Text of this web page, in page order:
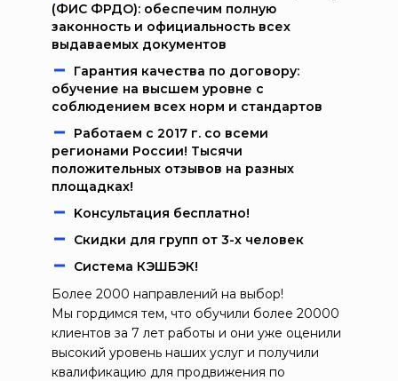
(ФИС ФРДО): обеспечим полную
законность и официальность всех
выдаваемых документов
Гарантия качества по договору:
обучение на высшем уровне с
соблюдением всех норм и стандартов
Работаем c 2017 г. со всеми
регионами России! Тысячи
положительных отзывов на разных
площадках!
Kонcультация бecплaтно!
Скидки для групп от 3-х человек
Система КЭШБЭК!
Более 2000 направлений на выбор!
Мы гордимся тем, что обучили более 20000
клиентов за 7 лет работы и они уже оценили
высокий уровень наших услуг и получили
квалификацию для продвижения по